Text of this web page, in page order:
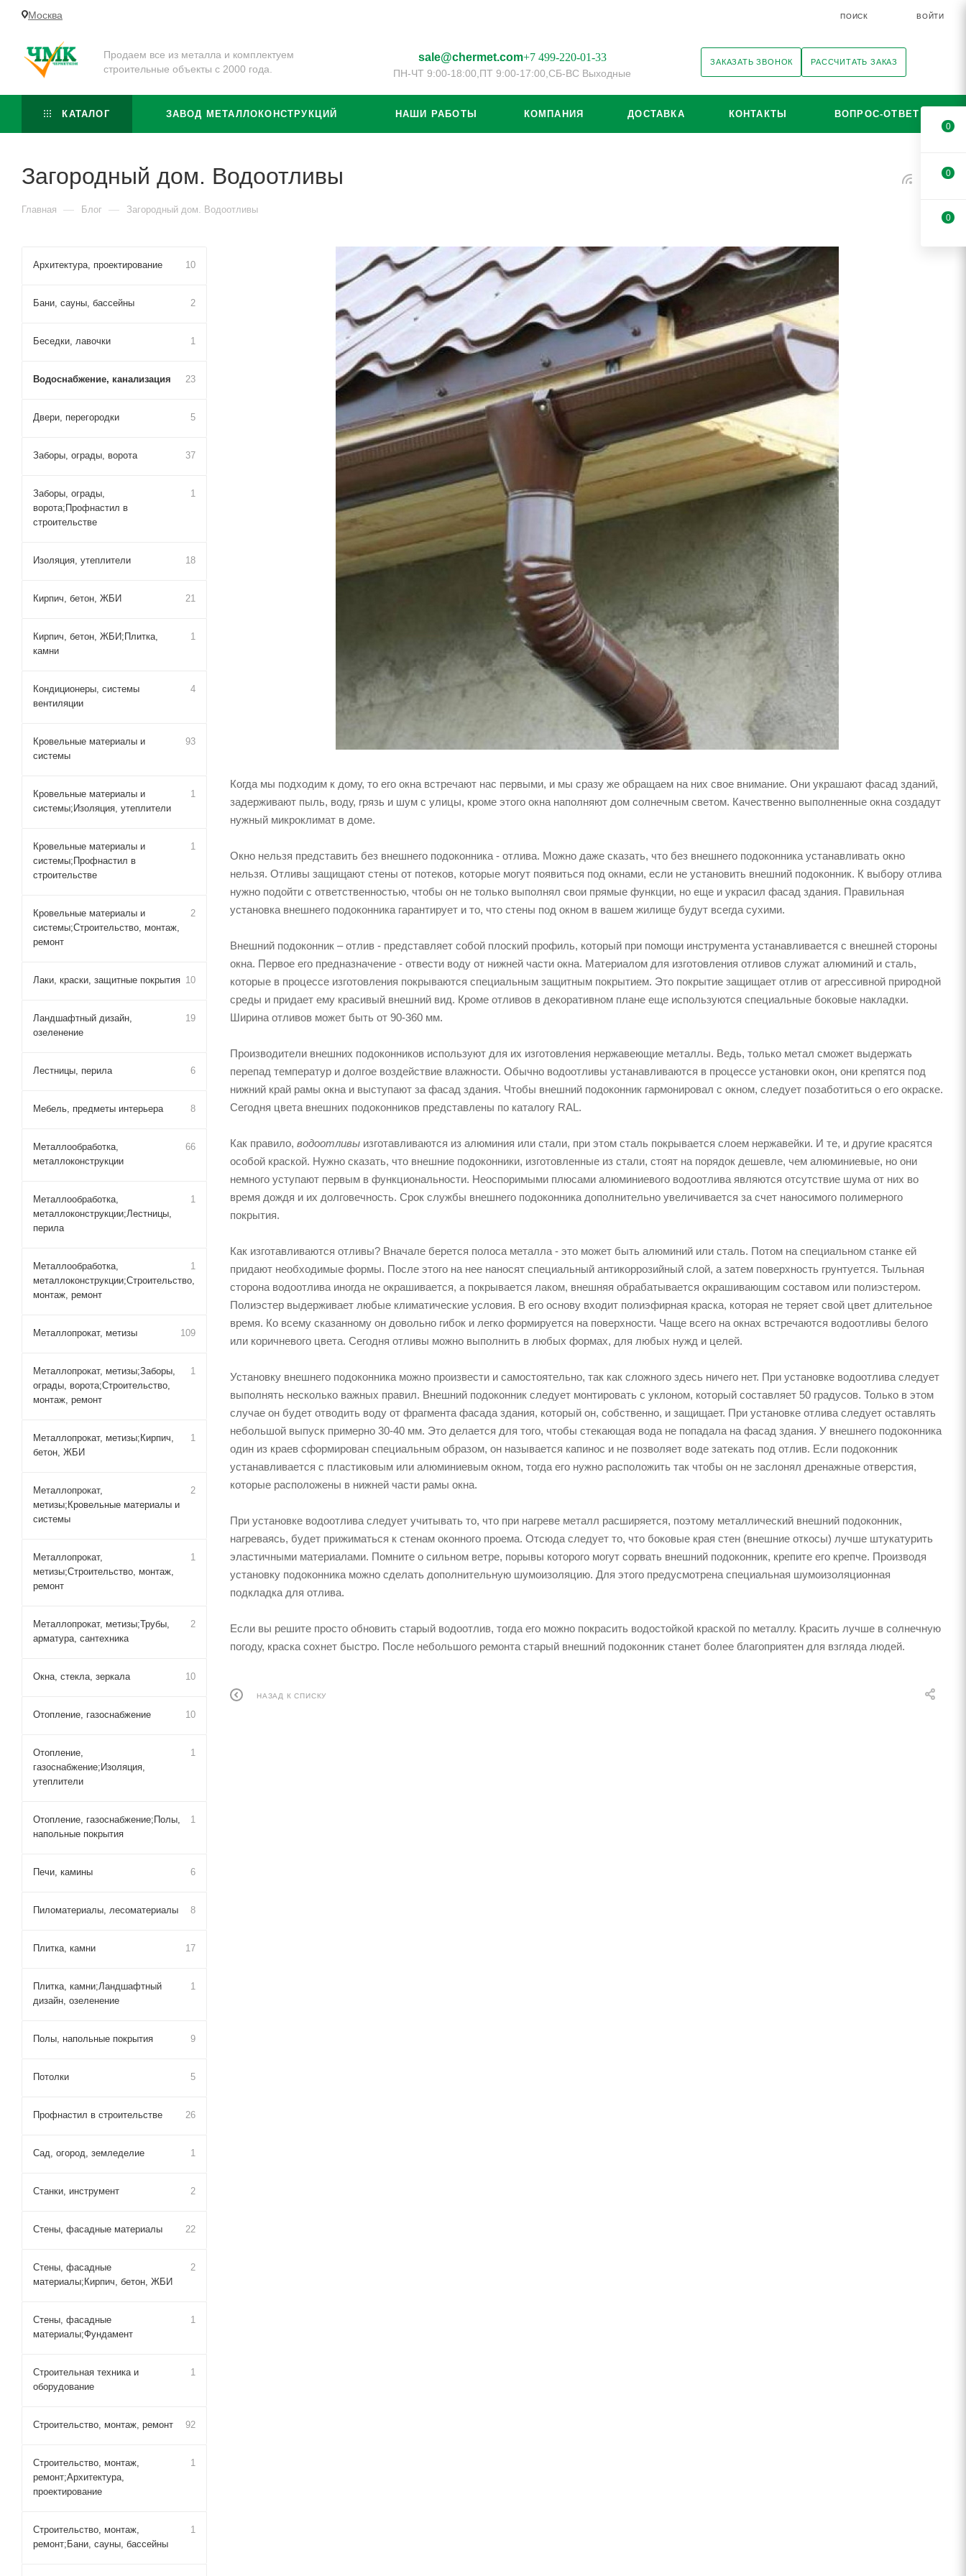
Москва ПОИСК ВОЙТИ
Продаем все из металла и комплектуем
строительные объекты с 2000 года.
sale@chermet.com+7 499-220-01-33
ПН-ЧТ 9:00-18:00, ПТ 9:00-17:00, СБ-ВС Выходные
ЗАКАЗАТЬ ЗВОНОК РАССЧИТАТЬ ЗАКАЗ
КАТАЛОГ ЗАВОД МЕТАЛЛОКОНСТРУКЦИЙ НАШИ РАБОТЫ КОМПАНИЯ ДОСТАВКА КОНТАКТЫ ВОПРОС-ОТВЕТ
Загородный дом. Водоотливы
Главная — Блог — Загородный дом. Водоотливы
Когда мы подходим к дому, то его окна встречают нас первыми, и мы сразу же обращаем на них свое внимание. Они украшают фасад зданий,
задерживают пыль, воду, грязь и шум с улицы, кроме этого окна наполняют дом солнечным светом. Качественно выполненные окна создадут
нужный микроклимат в доме.
Окно нельзя представить без внешнего подоконника - отлива. Можно даже сказать, что без внешнего подоконника устанавливать окно
нельзя. Отливы защищают стены от потеков, которые могут появиться под окнами, если не установить внешний подоконник. К выбору отлива
нужно подойти с ответственностью, чтобы он не только выполнял свои прямые функции, но еще и украсил фасад здания. Правильная
установка внешнего подоконника гарантирует и то, что стены под окном в вашем жилище будут всегда сухими.
Внешний подоконник – отлив - представляет собой плоский профиль, который при помощи инструмента устанавливается с внешней стороны
окна. Первое его предназначение - отвести воду от нижней части окна. Материалом для изготовления отливов служат алюминий и сталь,
которые в процессе изготовления покрываются специальным защитным покрытием. Это покрытие защищает отлив от агрессивной природной
среды и придает ему красивый внешний вид. Кроме отливов в декоративном плане еще используются специальные боковые накладки.
Ширина отливов может быть от 90-360 мм.
Производители внешних подоконников используют для их изготовления нержавеющие металлы. Ведь, только метал сможет выдержать
перепад температур и долгое воздействие влажности. Обычно водоотливы устанавливаются в процессе установки окон, они крепятся под
нижний край рамы окна и выступают за фасад здания. Чтобы внешний подоконник гармонировал с окном, следует позаботиться о его окраске.
Сегодня цвета внешних подоконников представлены по каталогу RAL.
Как правило, водоотливы изготавливаются из алюминия или стали, при этом сталь покрывается слоем нержавейки. И те, и другие красятся
особой краской. Нужно сказать, что внешние подоконники, изготовленные из стали, стоят на порядок дешевле, чем алюминиевые, но они
немного уступают первым в функциональности. Неоспоримыми плюсами алюминиевого водоотлива являются отсутствие шума от них во
время дождя и их долговечность. Срок службы внешнего подоконника дополнительно увеличивается за счет наносимого полимерного
покрытия.
Как изготавливаются отливы? Вначале берется полоса металла - это может быть алюминий или сталь. Потом на специальном станке ей
придают необходимые формы. После этого на нее наносят специальный антикоррозийный слой, а затем поверхность грунтуется. Тыльная
сторона водоотлива иногда не окрашивается, а покрывается лаком, внешняя обрабатывается окрашивающим составом или полиэстером.
Полиэстер выдерживает любые климатические условия. В его основу входит полиэфирная краска, которая не теряет свой цвет длительное
время. Ко всему сказанному он довольно гибок и легко формируется на поверхности. Чаще всего на окнах встречаются водоотливы белого
или коричневого цвета. Сегодня отливы можно выполнить в любых формах, для любых нужд и целей.
Установку внешнего подоконника можно произвести и самостоятельно, так как сложного здесь ничего нет. При установке водоотлива следует
выполнять несколько важных правил. Внешний подоконник следует монтировать с уклоном, который составляет 50 градусов. Только в этом
случае он будет отводить воду от фрагмента фасада здания, который он, собственно, и защищает. При установке отлива следует оставлять
небольшой выпуск примерно 30-40 мм. Это делается для того, чтобы стекающая вода не попадала на фасад здания. У внешнего подоконника
один из краев сформирован специальным образом, он называется капинос и не позволяет воде затекать под отлив. Если подоконник
устанавливается с пластиковым или алюминиевым окном, тогда его нужно расположить так чтобы он не заслонял дренажные отверстия,
которые расположены в нижней части рамы окна.
При установке водоотлива следует учитывать то, что при нагреве металл расширяется, поэтому металлический внешний подоконник,
нагреваясь, будет прижиматься к стенам оконного проема. Отсюда следует то, что боковые края стен (внешние откосы) лучше штукатурить
эластичными материалами. Помните о сильном ветре, порывы которого могут сорвать внешний подоконник, крепите его крепче. Производя
установку подоконника можно сделать дополнительную шумоизоляцию. Для этого предусмотрена специальная шумоизоляционная
подкладка для отлива.
Если вы решите просто обновить старый водоотлив, тогда его можно покрасить водостойкой краской по металлу. Красить лучше в солнечную
погоду, краска сохнет быстро. После небольшого ремонта старый внешний подоконник станет более благоприятен для взгляда людей.
НАЗАД К СПИСКУ
Архитектура, проектирование 10
Бани, сауны, бассейны 2
Беседки, лавочки 1
Водоснабжение, канализация 23
Двери, перегородки 5
Заборы, ограды, ворота 37
Заборы, ограды,
ворота;Профнастил в
строительстве
1
Изоляция, утеплители 18
Кирпич, бетон, ЖБИ 21
Кирпич, бетон, ЖБИ;Плитка,
камни
1
Кондиционеры, системы
вентиляции
4
Кровельные материалы и
системы
93
Кровельные материалы и
системы;Изоляция, утеплители
1
Кровельные материалы и
системы;Профнастил в
строительстве
1
Кровельные материалы и
системы;Строительство, монтаж,
ремонт
2
Лаки, краски, защитные покрытия 10
Ландшафтный дизайн,
озеленение
19
Лестницы, перила 6
Мебель, предметы интерьера 8
Металлообработка,
металлоконструкции
66
Металлообработка,
металлоконструкции;Лестницы,
перила
1
Металлообработка,
металлоконструкции;Строительство,
монтаж, ремонт
1
Металлопрокат, метизы 109
Металлопрокат, метизы;Заборы,
ограды, ворота;Строительство,
монтаж, ремонт
1
Металлопрокат, метизы;Кирпич,
бетон, ЖБИ
1
Металлопрокат,
метизы;Кровельные материалы и
системы
2
Металлопрокат,
метизы;Строительство, монтаж,
ремонт
1
Металлопрокат, метизы;Трубы,
арматура, сантехника
2
Окна, стекла, зеркала 10
Отопление, газоснабжение 10
Отопление,
газоснабжение;Изоляция,
утеплители
1
Отопление, газоснабжение;Полы,
напольные покрытия
1
Печи, камины 6
Пиломатериалы, лесоматериалы 8
Плитка, камни 17
Плитка, камни;Ландшафтный
дизайн, озеленение
1
Полы, напольные покрытия 9
Потолки 5
Профнастил в строительстве 26
Сад, огород, земледелие 1
Станки, инструмент 2
Стены, фасадные материалы 22
Стены, фасадные
материалы;Кирпич, бетон, ЖБИ
2
Стены, фасадные
материалы;Фундамент
1
Строительная техника и
оборудование
1
Строительство, монтаж, ремонт 92
Строительство, монтаж,
ремонт;Архитектура,
проектирование
1
Строительство, монтаж,
ремонт;Бани, сауны, бассейны
1
0
0
0